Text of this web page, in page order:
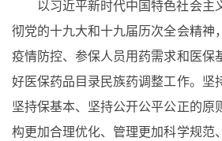
以习近平新时代中国特色社会主
彻党的十九大和十九届历次全会精神
疫情防控、参保人员用药需求和医保
好医保药品目录民族药调整工作。坚
坚持保基本、坚持公开公平公正的原
构更加合理优化、管理更加科学规范